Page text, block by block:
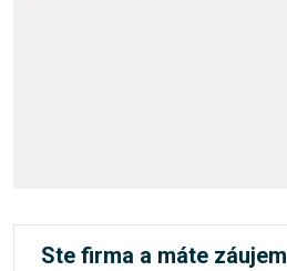
Ste firma a máte